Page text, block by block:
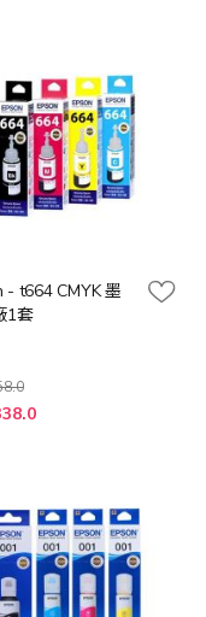
- t664 CMYK 墨
1套